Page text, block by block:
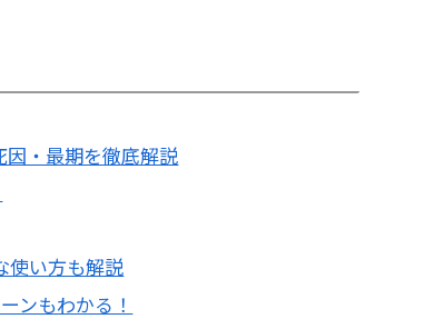
因・最期を徹底解説
使い方も解説
ンもわかる！